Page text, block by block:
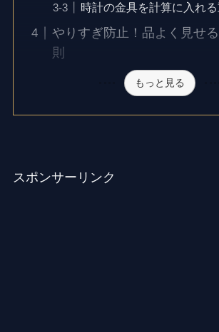
時計の金具を計算に入れ
やりすぎ防止！品よく見せ
則
もっと見る
スポンサーリンク